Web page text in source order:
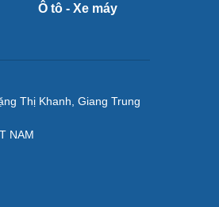
Ô tô - Xe máy
Thị Khanh, Giang Trung
NAM